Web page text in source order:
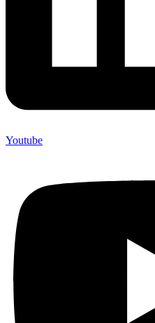
Youtube